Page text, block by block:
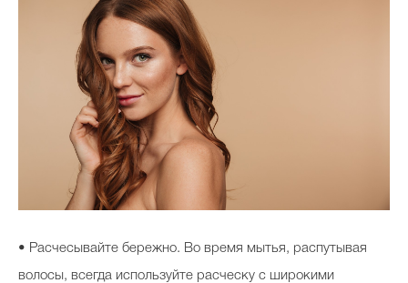
• Расчесывайте бережно. Во время мытья, распутывая
волосы, всегда используйте расческу с широкими